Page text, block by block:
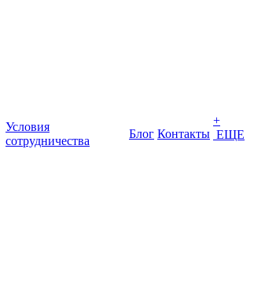
Условия
сотрудничества
Блог Контакты
+
ЕЩЕ